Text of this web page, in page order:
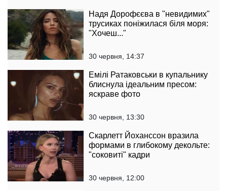
Надя Дорофєєва в "невидимих"
трусиках поніжилася біля моря:
"Хочеш..."
30 червня, 14:37
Емілі Ратаковськи в купальнику
блиснула ідеальним пресом:
яскраве фото
30 червня, 13:30
Скарлетт Йоханссон вразила
формами в глибокому декольте:
"соковиті" кадри
30 червня, 12:00